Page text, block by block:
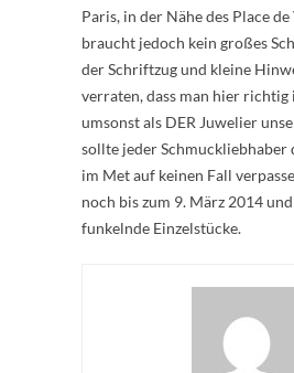
Paris, in der Nähe des Place
braucht jedoch kein großes
der Schriftzug und kleine
verraten, dass man hier richtig
umsonst als DER Juwelier
sollte jeder Schmuckliebhaber
im Met auf keinen Fall
noch bis zum 9. März 2014
funkelnde Einzelstücke.